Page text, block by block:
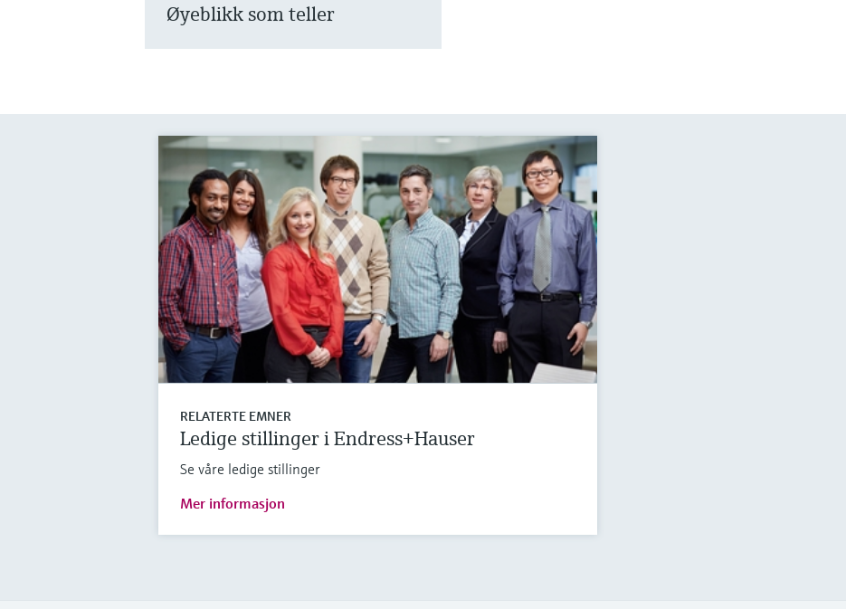
Øyeblikk som teller
RELATERTE EMNER
Ledige stillinger i Endress+Hauser
Se våre ledige stillinger
Mer informasjon